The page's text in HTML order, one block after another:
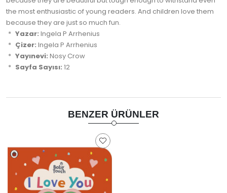
the most enthusiastic of young readers. And children love them
because they are just so much fun.
Yazar: Ingela P Arrhenius
Çizer: Ingela P Arrhenius
Yayınevi: Nosy Crow
Sayfa Sayısı: 12
BENZER ÜRÜNLER